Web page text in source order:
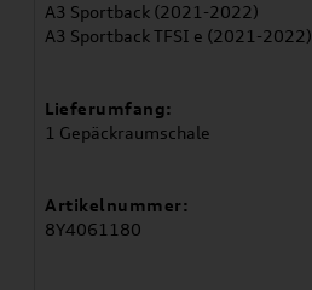
A3 Sportback (2021-2022)
A3 Sportback TFSI e (2021-2022)
Lieferumfang:
1 Gepäckraumschale
Artikelnummer:
8Y4061180